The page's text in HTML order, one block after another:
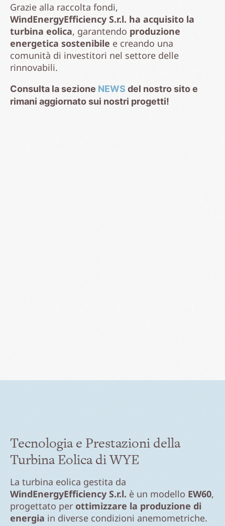
Grazie alla raccolta fondi,
WindEnergyEfficiency S.r.l. ha acquisito la
turbina eolica, garantendo produzione
energetica sostenibile e creando una
comunità di investitori nel settore delle
rinnovabili.
Consulta la sezione NEWS del nostro sito e
rimani aggiornato sui nostri progetti!
Tecnologia e Prestazioni della
Turbina Eolica di WYE
La turbina eolica gestita da
WindEnergyEfficiency S.r.l. è un modello EW60,
progettato per ottimizzare la produzione di
energia in diverse condizioni anemometriche.